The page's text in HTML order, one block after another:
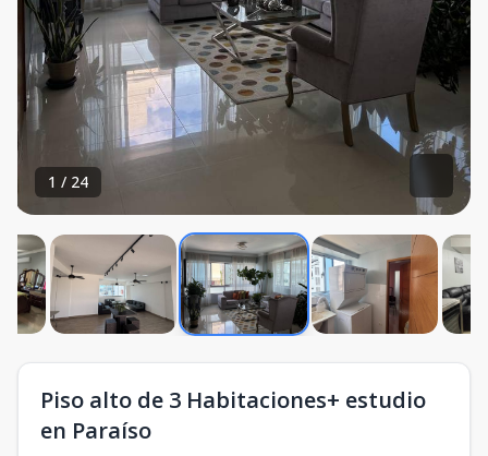
1 / 24
Piso alto de 3 Habitaciones+ estudio
en Paraíso